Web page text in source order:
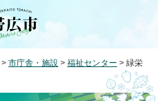
> 市庁舎・施設 > 福祉センター > 緑栄